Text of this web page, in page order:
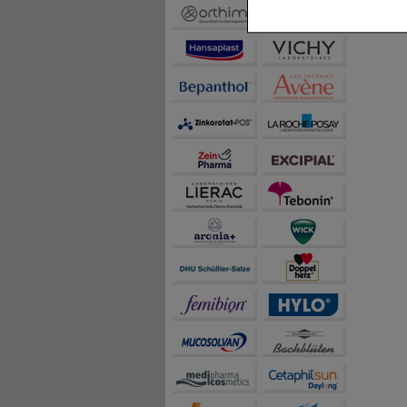
beispielsweise für
Inhalte anzuzeigen
Statistik & Tracking:
sammeln, mit deren
teilweise an Dritte wie